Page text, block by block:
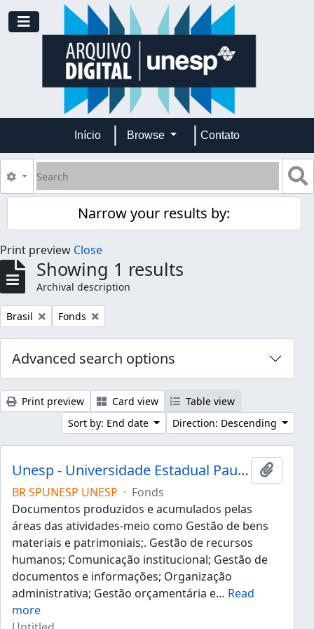
Skip to main content
Toggle navigation
Início Browse Contato
Search
Search options
Narrow your results by:
Print preview Close
Showing 1 results
Archival description
Remove filter:
Brasil Remove filter:
Fonds
Advanced search options
Print preview Card view
Table view
Sort by: End date
Direction: Descending
Unesp - Universidade Estadual Paulista "Júlio de Mesquita Filho"
Add to
BR SPUNESP UNESP · Fonds
Documentos produzidos e acumulados pelas
áreas das atividades-meio como Gestão de bens
materiais e patrimoniais;. Gestão de recursos
humanos; Comunicação institucional; Gestão de
documentos e informações; Organização
administrativa; Gestão orçamentária e… Read
more